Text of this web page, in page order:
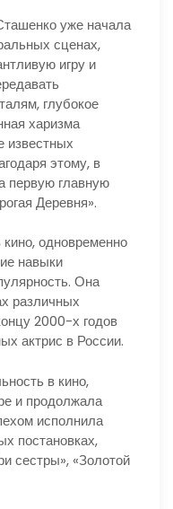
уже начала
сценах,
игру и
глубокое
харизма
известных
этому, в
первую главную
Деревня».
одновременно
навыки
Она
различных
2000-х годов
актрис в России.
в кино,
и продолжала
исполнила
постановках,
сестры», «Золотой